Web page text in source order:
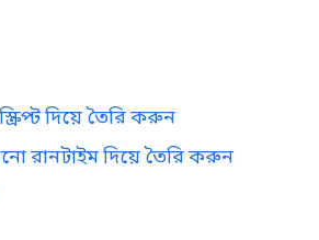
দিয়ে তৈরি করুন
রানটাইম দিয়ে তৈরি করুন